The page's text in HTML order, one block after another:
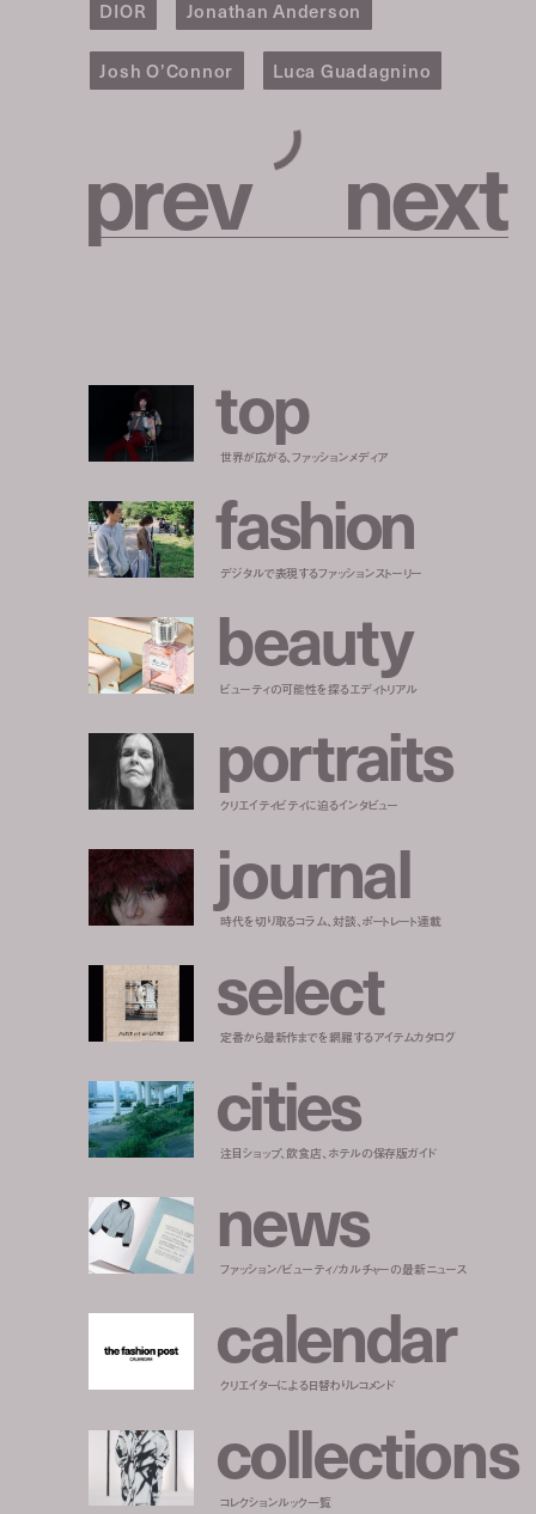
DIOR Jonathan Anderson
Josh O’Connor Luca Guadagnino
prev next
top
世界が広がる、ファッションメディア
fashion
デジタルで表現するファッションストーリー
beauty
ビューティの可能性を探るエディトリアル
portraits
クリエイティビティに迫るインタビュー
journal
時代を切り取るコラム、対談、ポートレート連載
select
定番から最新作までを網羅するアイテムカタログ
cities
注目ショップ、飲食店、ホテルの保存版ガイド
news
ファッション/ビューティ/カルチャーの最新ニュース
calendar
クリエイターによる日替わりレコメンド
collections
コレクションルック一覧